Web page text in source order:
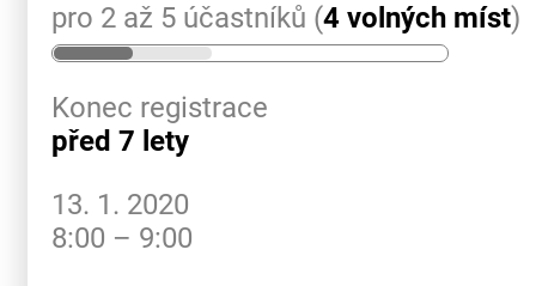
pro 2 až 5 účastníků (4 volných míst)
Konec registrace
před 7 lety
13. 1. 2020
8:00 – 9:00